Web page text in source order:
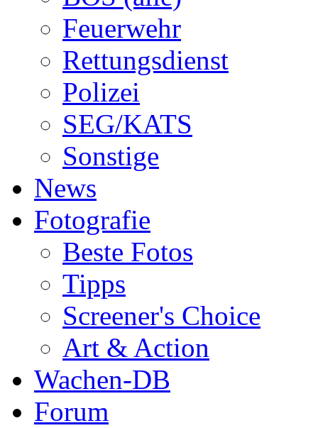
Feuerwehr
Rettungsdienst
Polizei
SEG/KATS
Sonstige
News
Fotografie
Beste Fotos
Tipps
Screener's Choice
Art & Action
Wachen-DB
Forum